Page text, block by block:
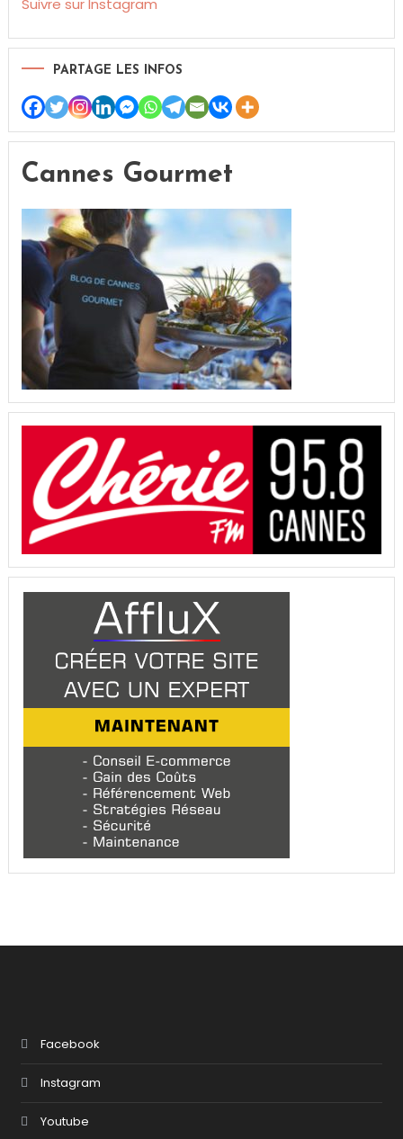
Suivre sur Instagram
PARTAGE LES INFOS
Cannes Gourmet
Facebook
Instagram
Youtube